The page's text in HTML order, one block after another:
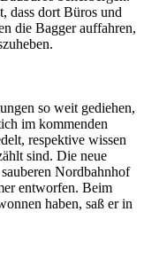
dass dort Büros und
die Bagger auffahren,
so weit gediehen,
im kommenden
respektive wissen
sind. Die neue
Nordbahnhof
entworfen. Beim
haben, saß er in